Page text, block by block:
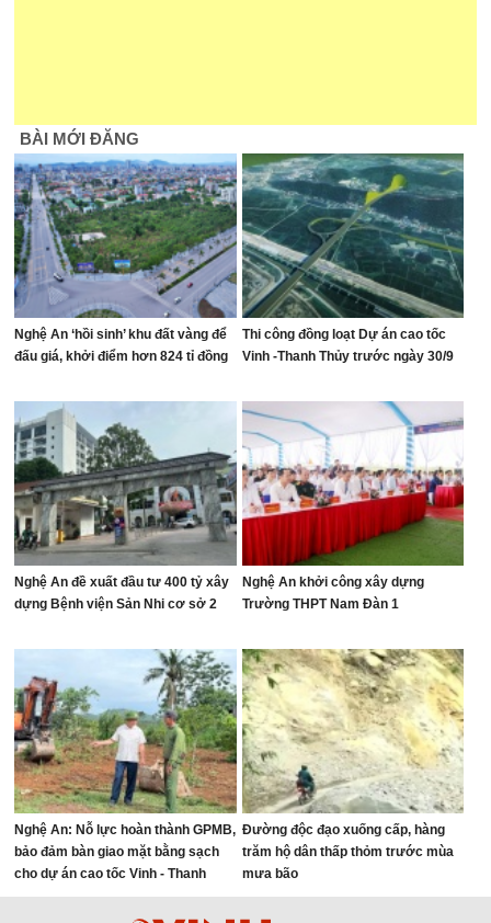
BÀI MỚI ĐĂNG
Nghệ An ‘hồi sinh’ khu đất vàng để
đấu giá, khởi điểm hơn 824 tỉ đồng
Thi công đồng loạt Dự án cao tốc
Vinh -Thanh Thủy trước ngày 30/9
Nghệ An đề xuất đầu tư 400 tỷ xây
dựng Bệnh viện Sản Nhi cơ sở 2
Nghệ An khởi công xây dựng
Trường THPT Nam Đàn 1
Nghệ An: Nỗ lực hoàn thành GPMB,
bảo đảm bàn giao mặt bằng sạch
cho dự án cao tốc Vinh - Thanh
Thủy
Đường độc đạo xuống cấp, hàng
trăm hộ dân thấp thỏm trước mùa
mưa bão